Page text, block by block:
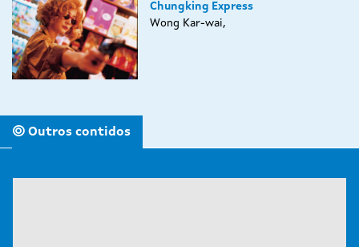
Chungking Express
Wong Kar-wai,
Outros contidos